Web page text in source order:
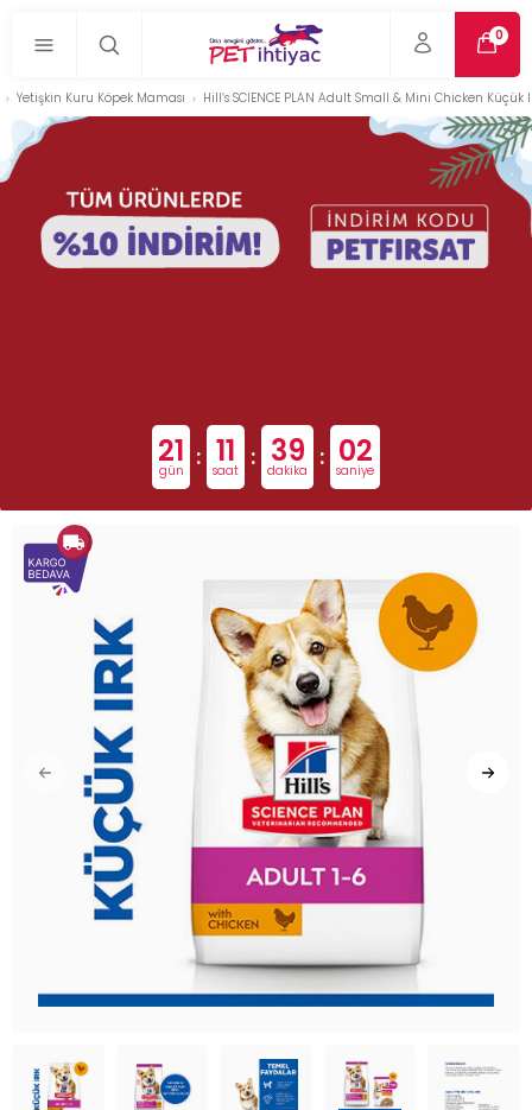
0
Yetişkin Kuru Köpek Maması Hill’s SCIENCE PLAN Adult Small & Mini Chicken
21
gün : 11
saat : 39
dakika : 01
saniye